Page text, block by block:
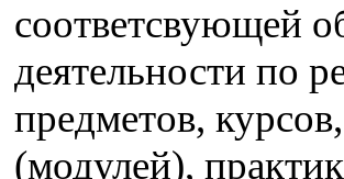
соответсвующей
деятельности по
предметов,
(модулей),